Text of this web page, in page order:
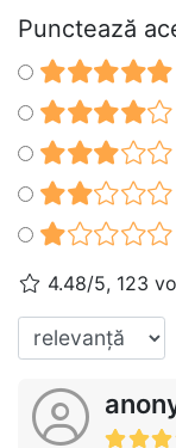
Punctează
4.48/5, 123